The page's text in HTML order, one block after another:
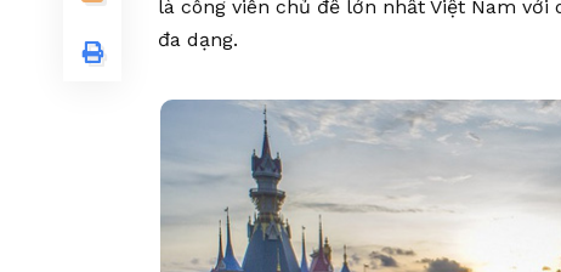
là công viên chủ đề lớn nhất Việt Nam
đa dạng.